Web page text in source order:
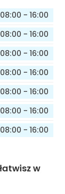
08:00 - 16:00
08:00 - 16:00
08:00 - 16:00
08:00 - 16:00
08:00 - 16:00
08:00 - 16:00
08:00 - 16:00
w